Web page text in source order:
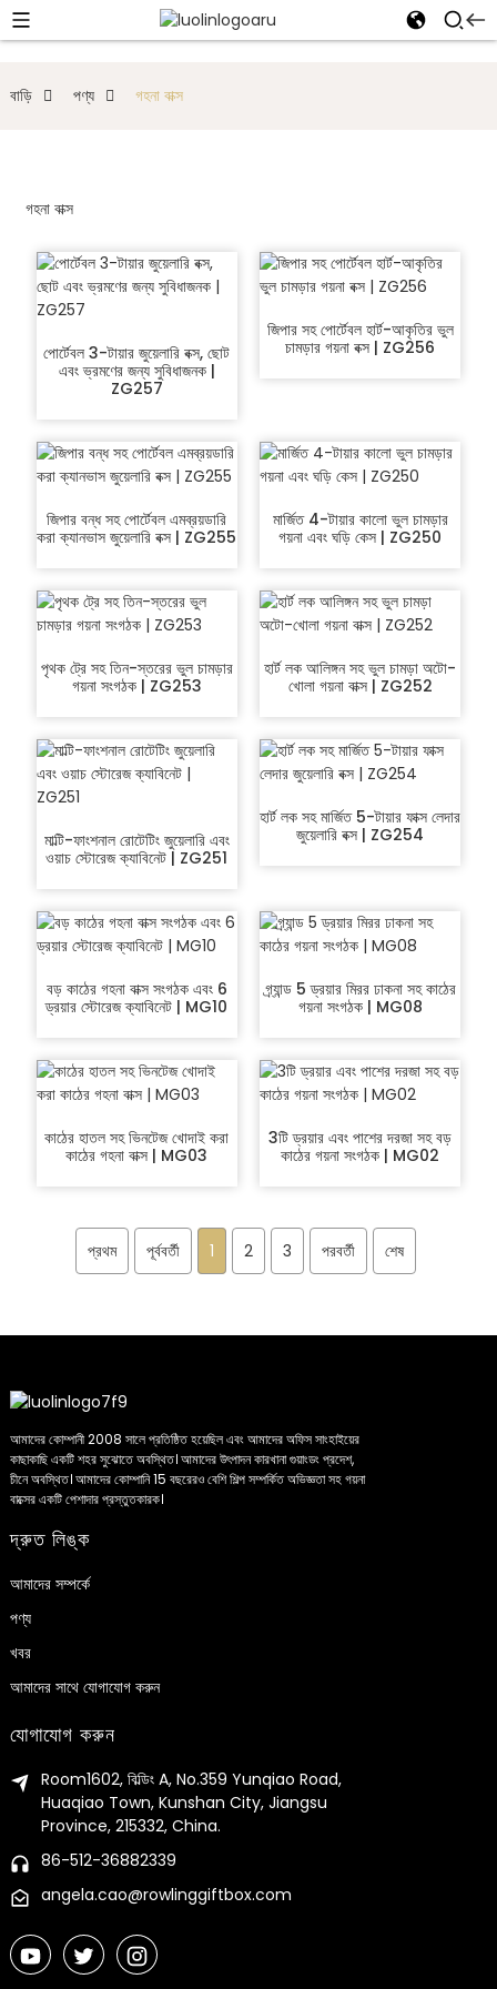
বাড়ি পণ্য গহনা বাক্স
গহনা বাক্স
পোর্টেবল 3-টায়ার জুয়েলারি বক্স, ছোট
এবং ভ্রমণের জন্য সুবিধাজনক |
ZG257
জিপার সহ পোর্টেবল হার্ট-আকৃতির ভুল
চামড়ার গয়না বক্স | ZG256
জিপার বন্ধ সহ পোর্টেবল এমব্রয়ডারি
করা ক্যানভাস জুয়েলারি বক্স | ZG255
মার্জিত 4-টায়ার কালো ভুল চামড়ার
গয়না এবং ঘড়ি কেস | ZG250
পৃথক ট্রে সহ তিন-স্তরের ভুল চামড়ার
গয়না সংগঠক | ZG253
হার্ট লক আলিঙ্গন সহ ভুল চামড়া অটো-
খোলা গয়না বাক্স | ZG252
মাল্টি-ফাংশনাল রোটেটিং জুয়েলারি এবং
ওয়াচ স্টোরেজ ক্যাবিনেট | ZG251
হার্ট লক সহ মার্জিত 5-টায়ার ফাক্স লেদার
জুয়েলারি বক্স | ZG254
বড় কাঠের গহনা বাক্স সংগঠক এবং 6
ড্রয়ার স্টোরেজ ক্যাবিনেট | MG10
গ্র্যান্ড 5 ড্রয়ার মিরর ঢাকনা সহ কাঠের
গয়না সংগঠক | MG08
কাঠের হাতল সহ ভিনটেজ খোদাই করা
কাঠের গহনা বাক্স | MG03
3টি ড্রয়ার এবং পাশের দরজা সহ বড়
কাঠের গয়না সংগঠক | MG02
প্রথম পূর্ববর্তী 1 2 3 পরবর্তী শেষ
আমাদের কোম্পানী 2008 সালে প্রতিষ্ঠিত হয়েছিল এবং আমাদের অফিস সাংহাইয়ের
কাছাকাছি একটি শহর সুঝোতে অবস্থিত। আমাদের উৎপাদন কারখানা গুয়াংডং প্রদেশ,
চীনে অবস্থিত। আমাদের কোম্পানি 15 বছরেরও বেশি শিল্প সম্পর্কিত অভিজ্ঞতা সহ গয়না
বাক্সের একটি পেশাদার প্রস্তুতকারক।
দ্রুত লিঙ্ক
আমাদের সম্পর্কে
পণ্য
খবর
আমাদের সাথে যোগাযোগ করুন
যোগাযোগ করুন
Room1602, বিল্ডিং A, No.359 Yunqiao Road,
Huaqiao Town, Kunshan City, Jiangsu
Province, 215332, China.
86-512-36882339
angela.cao@rowlinggiftbox.com